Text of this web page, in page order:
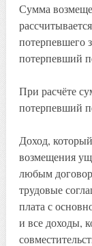
Сумма
потерпевшего
потерпевший
При расчёте
потерпевший
Доход,
возмещения
любым
трудовые
плата с
и все доходы,